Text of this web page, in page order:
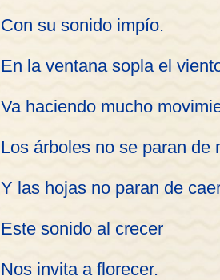
Con su sonido impío.
En la ventana sopla el
Va haciendo mucho
Los árboles no se paran de
Y las hojas no paran de
Este sonido al crecer
Nos invita a florecer.